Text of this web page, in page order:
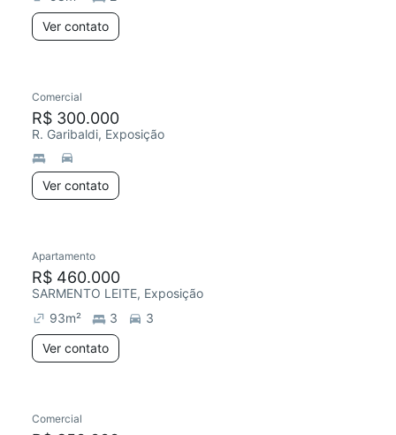
Ver contato
Comercial
R$ 300.000
R. Garibaldi, Exposição
Ver contato
Apartamento
R$ 460.000
SARMENTO LEITE, Exposição
93m² 3
3
Ver contato
Comercial